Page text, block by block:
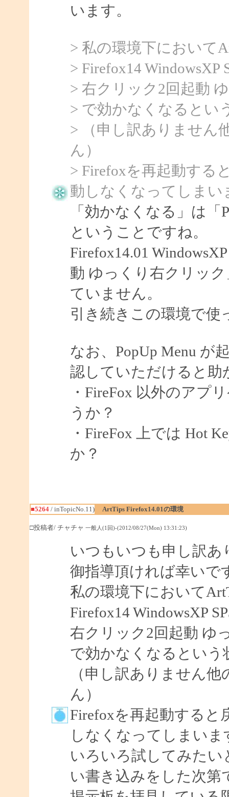
います。
> 私の環境下において
> Firefox14 WindowsXP
> 右クリック2回起動
> で効かなくなるとい
> （申し訳ありません
ん）
> Firefoxを再起動する
動しなくなってしまい
「効かなくなる」は
ということですね。
Firefox14.01
動 ゆっくり右クリッ
ていません。
引き続きこの環境で使
なお、PopUp Menu が
認していただけると助
・FireFox 以外のアプ
うか？
・FireFox 上では Hot
か？
■5264/ inTopicNo.11) ArtTips Firefox14.01の環境
□投稿者/ チャチャ 一般人(1回)-(2012/08/27(Mon) 13:31:23)
いつもいつも申し訳あ
御指導頂ければ幸いで
私の環境下において
Firefox14 WindowsXP
右クリック2回起動 ゆ
で効かなくなるという
（申し訳ありません
ん）
Firefoxを再起動すると
しなくなってしまいま
いろいろ試してみた
い書き込みをした次第